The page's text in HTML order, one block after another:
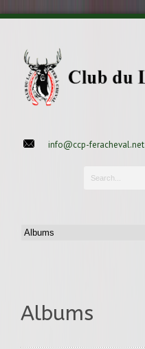
info@ccp-feracheval.net
Albums